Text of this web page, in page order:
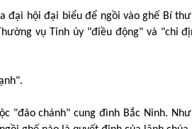
đại hội đại biểu để ngồi vào ghế Bí
vụ Tỉnh ủy "điều động" và "chỉ
"đảo chánh" cung đình Bắc Ninh.